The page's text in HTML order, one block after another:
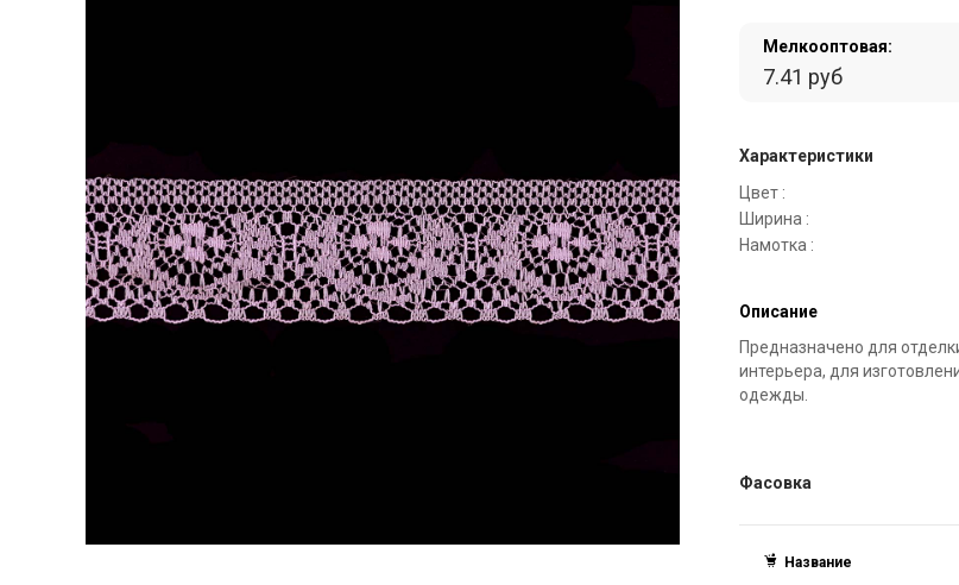
Мелкооптовая:
7.41 руб
Характеристики
Цвет :
Ширина :
Намотка :
Описание
Предназначено для
интерьера, для
одежды.
Фасовка
Название